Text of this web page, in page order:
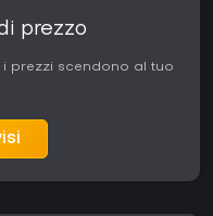
prezzo
prezzi scendono al tuo